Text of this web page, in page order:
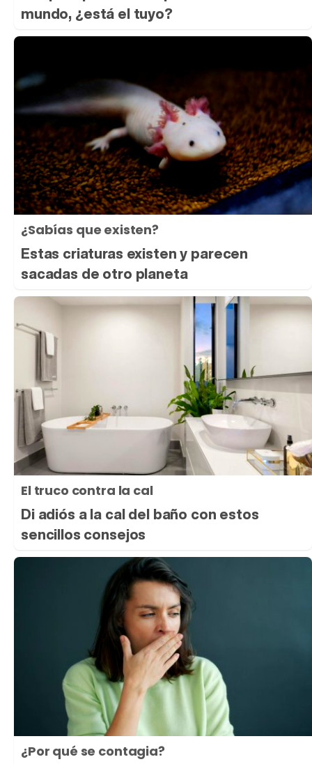
mundo, ¿está el tuyo?
¿Sabías que existen?
Estas criaturas existen y parecen
sacadas de otro planeta
El truco contra la cal
Di adiós a la cal del baño con estos
sencillos consejos
¿Por qué se contagia?